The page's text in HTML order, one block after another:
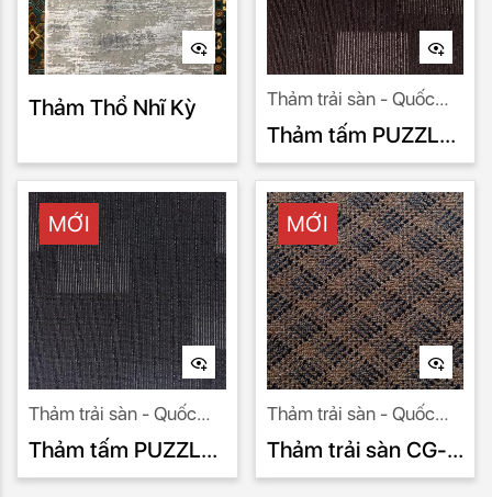
Thảm Thổ Nhĩ Kỳ
Thảm trải sàn - Quốc
Minh nhà nhập khẩu uy
Thảm tấm PUZZLE
PU 997
MỚI
Thảm trải sàn - Quốc
Minh nhà nhập khẩu uy
Thảm tấm PUZZLE
PU 995
MỚI
Thảm trải sàn - Quốc
Minh nhà nhập khẩu uy
Thảm trải sàn CG-
777